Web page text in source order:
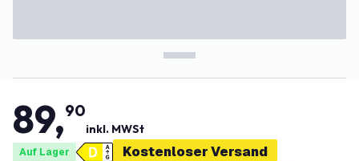
89,90
inkl. MWSt
Auf Lager Kostenloser Versand